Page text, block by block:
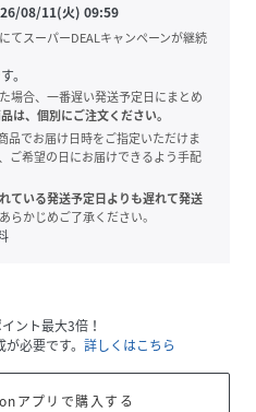
08/11(火) 09:59
てスーパーDEALキャンペーンが継続
。
場合、一番遅い発送予定日にまとめ
は、個別にご注文ください。
でお届け日時をご指定いただけま
ご希望の日にお届けできるよう手配
ている発送予定日よりも遅れて発送
らかじめご了承ください。
ント最大3倍！
必要です。 詳しくはこちら
アプリで購入する